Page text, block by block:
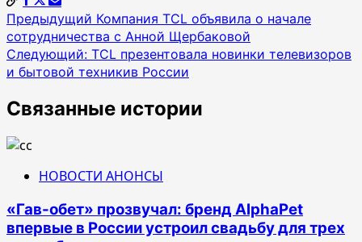
Навигация
по
записям
Предыдущий Компания TCL объявила о начале
сотрудничества с Анной Щербаковой
Следующий: TCL презентовала новинки телевизоров
и бытовой техникив России
Связанные истории
НОВОСТИ АНОНСЫ
«Гав-обет» прозвучал: бренд AlphaPet
впервые в России устроил свадьбу для трех